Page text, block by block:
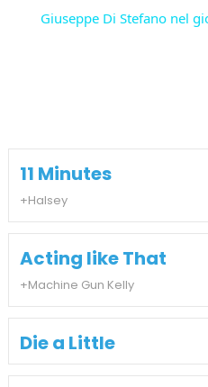
Giuseppe Di Stefano nel
11 Minutes
+Halsey
Acting like That
+Machine Gun Kelly
Die a Little